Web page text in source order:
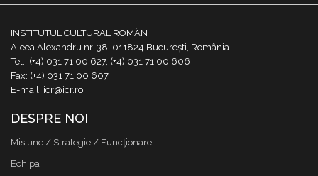
INSTITUTUL CULTURAL ROMÂN
Aleea Alexandru nr. 38, 011824 București, România
Tel.: (+4) 031 71 00 627, (+4) 031 71 00 606
Fax: (+4) 031 71 00 607
E-mail: icr@icr.ro
DESPRE NOI
Misiune / Strategie / Funcţionare
Echipa